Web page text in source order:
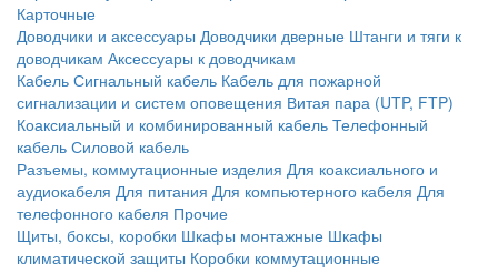
Карточные
Доводчики и аксессуары Доводчики дверные Штанги и тяги к
доводчикам Аксессуары к доводчикам
Кабель Сигнальный кабель Кабель для пожарной
сигнализации и систем оповещения Витая пара (UTP, FTP)
Коаксиальный и комбинированный кабель Телефонный
кабель Силовой кабель
Разъемы, коммутационные изделия Для коаксиального и
аудиокабеля Для питания Для компьютерного кабеля Для
телефонного кабеля Прочие
Щиты, боксы, коробки Шкафы монтажные Шкафы
климатической защиты Коробки коммутационные